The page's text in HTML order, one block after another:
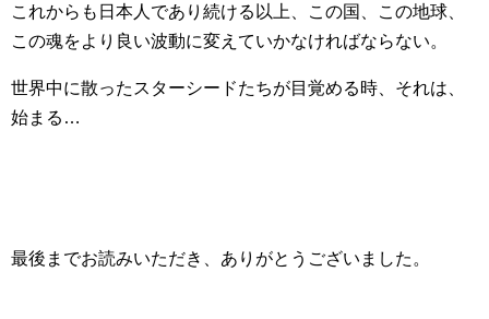
これからも日本人であり続ける以上、この国、この地球、
この魂をより良い波動に変えていかなければならない。
世界中に散ったスターシードたちが目覚める時、それは、
始まる…
最後までお読みいただき、ありがとうございました。